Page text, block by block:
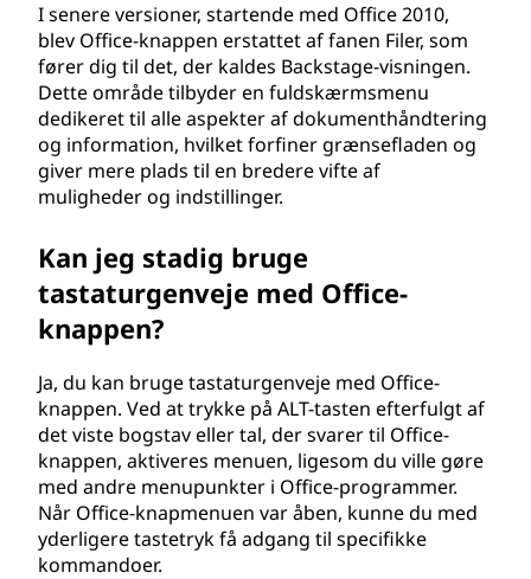
I senere versioner, startende med Office 2010,
blev Office-knappen erstattet af fanen Filer, som
fører dig til det, der kaldes Backstage-visningen.
Dette område tilbyder en fuldskærmsmenu
dedikeret til alle aspekter af dokumenthåndtering
og information, hvilket forfiner grænsefladen og
giver mere plads til en bredere vifte af
muligheder og indstillinger.
Kan jeg stadig bruge
tastaturgenveje med Office-
knappen?
Ja, du kan bruge tastaturgenveje med Office-
knappen. Ved at trykke på ALT-tasten efterfulgt af
det viste bogstav eller tal, der svarer til Office-
knappen, aktiveres menuen, ligesom du ville gøre
med andre menupunkter i Office-programmer.
Når Office-knapmenuen var åben, kunne du med
yderligere tastetryk få adgang til specifikke
kommandoer.